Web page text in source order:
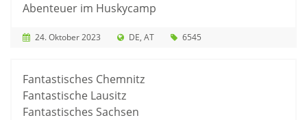
Abenteuer im Huskycamp
24. Oktober 2023 DE AT 6545
Fantastisches Chemnitz
Fantastische Lausitz
Fantastisches Sachsen